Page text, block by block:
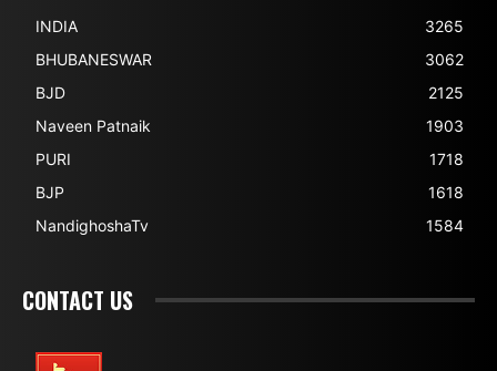
INDIA
3265
BHUBANESWAR
3062
BJD
2125
Naveen Patnaik
1903
PURI
1718
BJP
1618
NandighoshaTv
1584
CONTACT US